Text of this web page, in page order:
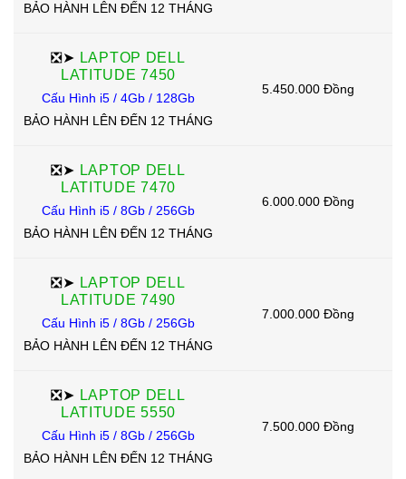
BẢO HÀNH LÊN ĐẾN 12 THÁNG
❎➤ LAPTOP DELL
LATITUDE 7450
Cấu Hình i5 / 4Gb / 128Gb
BẢO HÀNH LÊN ĐẾN 12 THÁNG
5.450.000 Đồng
❎➤ LAPTOP DELL
LATITUDE 7470
Cấu Hình i5 / 8Gb / 256Gb
BẢO HÀNH LÊN ĐẾN 12 THÁNG
6.000.000 Đồng
❎➤ LAPTOP DELL
LATITUDE 7490
Cấu Hình i5 / 8Gb / 256Gb
BẢO HÀNH LÊN ĐẾN 12 THÁNG
7.000.000 Đồng
❎➤ LAPTOP DELL
LATITUDE 5550
Cấu Hình i5 / 8Gb / 256Gb
BẢO HÀNH LÊN ĐẾN 12 THÁNG
7.500.000 Đồng